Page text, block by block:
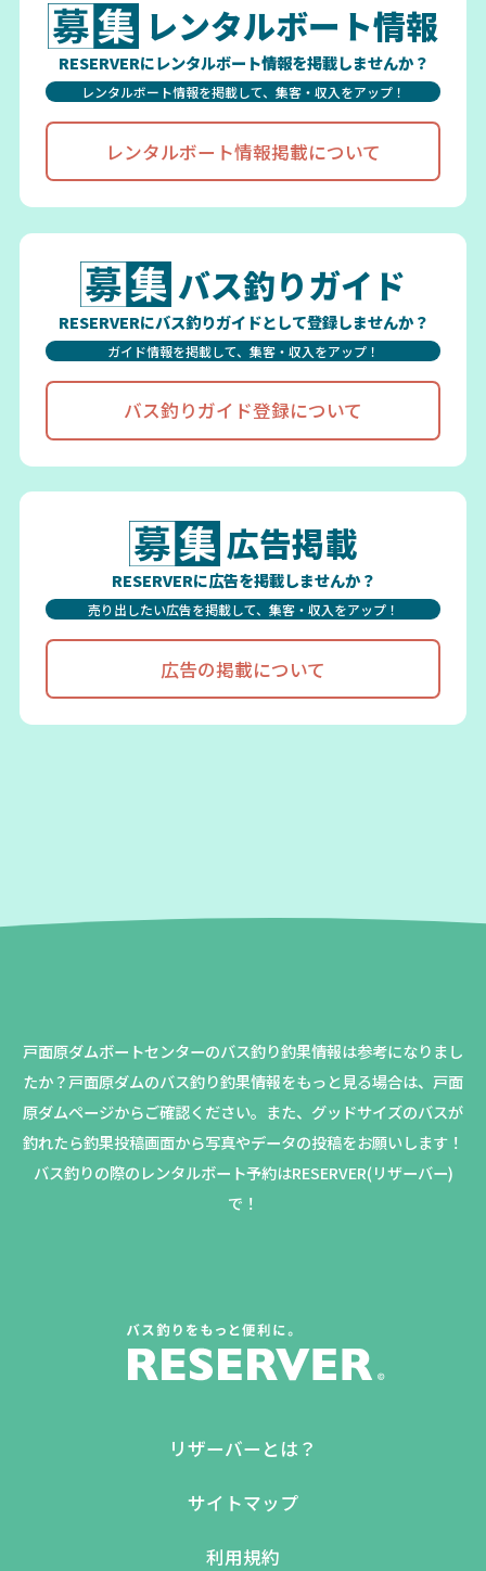
レンタルボート情報
RESERVERにレンタルボート情報を掲載しませんか？
レンタルボート情報を掲載して、集客・収入をアップ！
レンタルボート情報掲載について
バス釣りガイド
RESERVERにバス釣りガイドとして登録しませんか？
ガイド情報を掲載して、集客・収入をアップ！
バス釣りガイド登録について
広告掲載
RESERVERに広告を掲載しませんか？
売り出したい広告を掲載して、集客・収入をアップ！
広告の掲載について
戸面原ダムボートセンターのバス釣り釣果情報は参考になりまし
たか？戸面原ダムのバス釣り釣果情報をもっと見る場合は、戸面
原ダムページからご確認ください。 また、グッドサイズのバスが
釣れたら釣果投稿画面から写真やデータの投稿をお願いします！
バス釣りの際のレンタルボート予約はRESERVER(リザーバー)
で！
リザーバーとは？
サイトマップ
利用規約